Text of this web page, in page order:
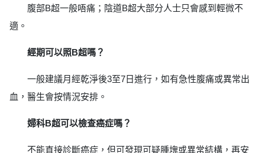
腹部B超一般唔痛；陰道B超大部分人士只會感到輕微不
適。
經期可以照B超嗎？
一般建議月經乾淨後3至7日進行，如有急性腹痛或異常出
血，醫生會按情況安排。
婦科B超可以檢查癌症嗎？
不能直接診斷癌症，但可發現可疑腫塊或異常結構，再安